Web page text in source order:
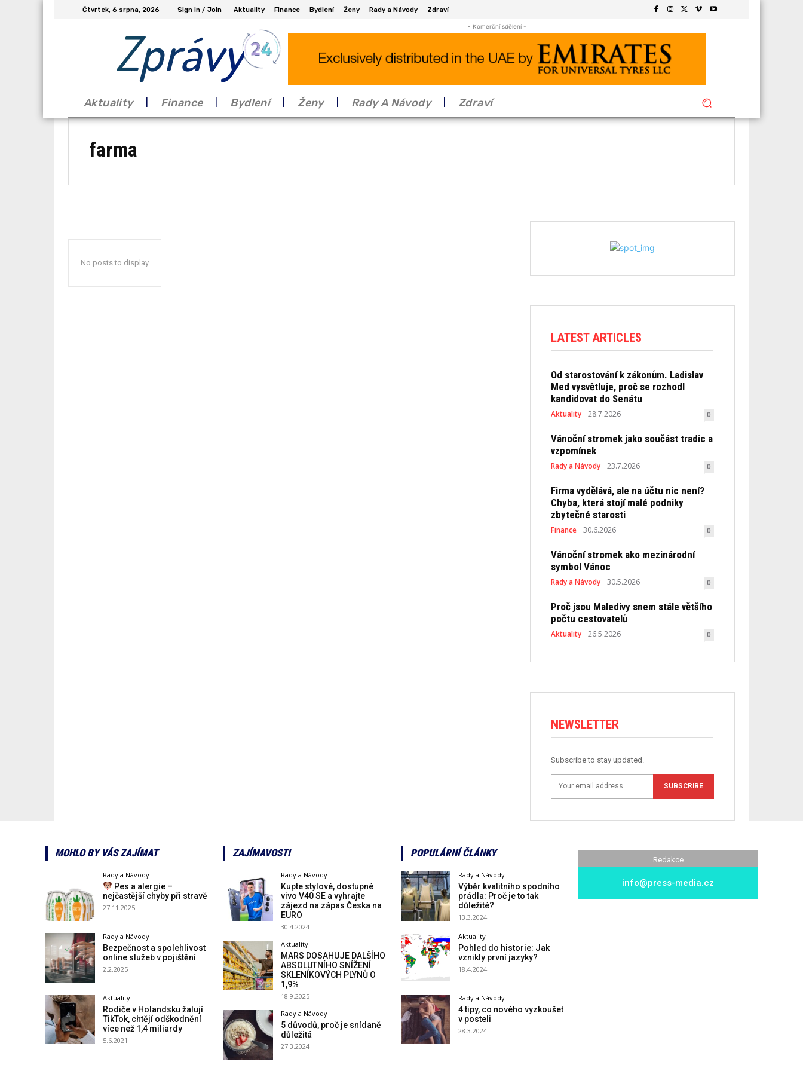
Čtvrtek, 6 srpna, 2026 Sign in / Join Aktuality Finance Bydlení Ženy Rady a Návody Zdraví
Zprávy - Komerční sdělení -
Aktuality Finance Bydlení Ženy Rady A Návody Zdraví
farma
No posts to display
LATEST ARTICLES
Od starostování k zákonům. Ladislav
Med vysvětluje, proč se rozhodl
kandidovat do Senátu
Aktuality 28.7.2026 0
Vánoční stromek jako součást tradic a
vzpomínek
Rady a Návody 23.7.2026 0
Firma vydělává, ale na účtu nic není?
Chyba, která stojí malé podniky
zbytečné starosti
Finance 30.6.2026 0
Vánoční stromek ako mezinárodní
symbol Vánoc
Rady a Návody 30.5.2026 0
Proč jsou Maledivy snem stále většího
počtu cestovatelů
Aktuality 26.5.2026 0
NEWSLETTER
Subscribe to stay updated.
SUBSCRIBE
MOHLO BY VÁS ZAJÍMAT
Rady a Návody
Pes a alergie –
nejčastější chyby při stravě
27.11.2025
Rady a Návody
Bezpečnost a spolehlivost
online služeb v pojištění
2.2.2025
Aktuality
Rodiče v Holandsku žalují
TikTok, chtějí odškodnění
více než 1,4 miliardy
5.6.2021
ZAJÍMAVOSTI
Rady a Návody
Kupte stylové, dostupné
vivo V40 SE a vyhrajte
zájezd na zápas Česka na
EURO
30.4.2024
Aktuality
MARS DOSAHUJE DALŠÍHO
ABSOLUTNÍHO SNÍŽENÍ
SKLENÍKOVÝCH PLYNŮ O
1,9%
18.9.2025
Rady a Návody
5 důvodů, proč je snídaně
důležitá
27.3.2024
POPULÁRNÍ ČLÁNKY
Rady a Návody
Výběr kvalitního spodního
prádla: Proč je to tak
důležité?
13.3.2024
Aktuality
Pohled do historie: Jak
vznikly první jazyky?
18.4.2024
Rady a Návody
4 tipy, co nového vyzkoušet
v posteli
28.3.2024
Redakce
info@press-media.cz